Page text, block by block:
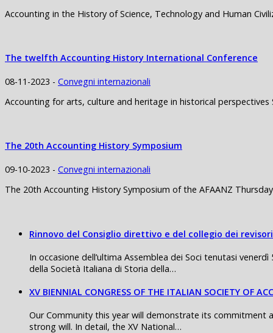
Accounting in the History of Science, Technology and Human
The twelfth Accounting History International Conference
08-11-2023 - Convegni internazionali
Accounting for arts, culture and heritage in historical
The 20th Accounting History Symposium
09-10-2023 - Convegni internazionali
The 20th Accounting History Symposium of the AFAANZ
Rinnovo del Consiglio direttivo e del collegio dei revisori
In occasione dell’ultima Assemblea dei Soci tenutasi
della Società Italiana di Storia della…
XV BIENNIAL CONGRESS OF THE ITALIAN SOCIETY OF
Our Community this year will demonstrate its commitment
strong will. In detail, the XV National…